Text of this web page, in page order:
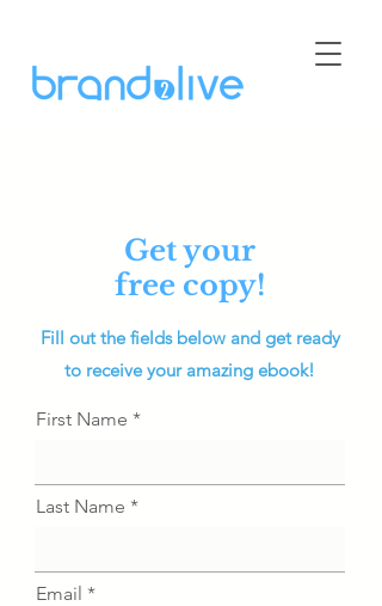
Get your
free copy!
Fill out the fields below and get ready
to receive your amazing ebook!
First Name
Last Name
Email